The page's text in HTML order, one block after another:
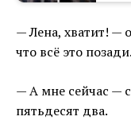
— Лена, хватит! —
что всё это
— А мне сейчас —
пятьдесят два.